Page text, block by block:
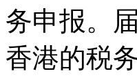
务申报。
香港的税